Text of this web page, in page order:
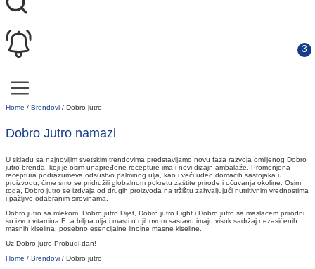
Home / Brendovi / Dobro jutro
Dobro Jutro namazi
U skladu sa najnovijim svetskim trendovima predstavljamo novu faza razvoja omiljenog Dobro
jutro brenda, koji je osim unapređene recepture ima i novi dizajn ambalaže. Promenjena
receptura podrazumeva odsustvo palminog ulja, kao i veći udeo domaćih sastojaka u
proizvodu, čime smo se pridružili globalnom pokretu zaštite prirode i očuvanja okoline. Osim
toga, Dobro jutro se izdvaja od drugih proizvoda na tržištu zahvaljujući nutritivnim vrednostima
i pažljivo odabranim sirovinama.
Dobro jutro sa mlekom, Dobro jutro Dijet, Dobro jutro Light i Dobro jutro sa maslacem prirodni
su izvor vitamina E, a biljna ulja i masti u njihovom sastavu imaju visok sadržaj nezasićenih
masnih kiselina, posebno esencijalne linolne masne kiseline.
Uz Dobro jutro Probudi dan!
Home / Brendovi / Dobro jutro